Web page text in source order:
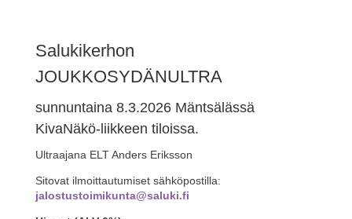
Salukikerhon
JOUKKOSYDÄNULTRA
sunnuntaina 8.3.2026 Mäntsälässä
KivaNäkö-liikkeen tiloissa.
Ultraajana ELT Anders Eriksson
Sitovat ilmoittautumiset sähköpostilla:
jalostustoimikunta@saluki.fi